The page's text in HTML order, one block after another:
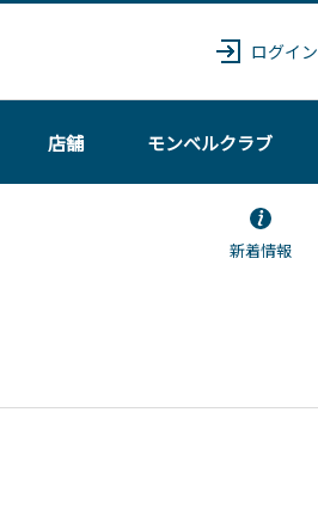
ログイン
店舗 モンベルクラブ
新着情報